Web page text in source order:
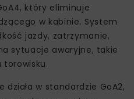
który eliminuje
w kabinie. System
jazdy, zatrzymanie,
sytuacje awaryjne, takie
torowisku.
w standardzie GoA2,